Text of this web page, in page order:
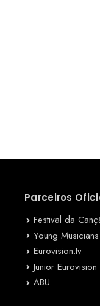
Parceiros
Festival da
Young Musicians
Eurovision.tv
Junior Eurovision
ABU